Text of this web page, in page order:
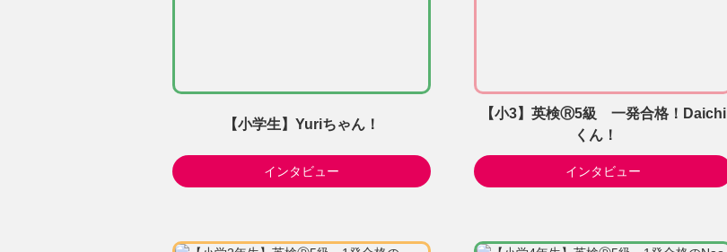
【小学生】Yuriちゃん！
インタビュー
【小3】英検Ⓡ5級 一発合格！Daichi
くん！
インタビュー